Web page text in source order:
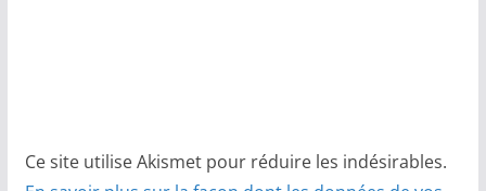
Ce site utilise Akismet pour réduire les indésirables.